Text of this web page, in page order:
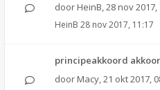
door HeinB,28 nov 2017,
HeinB 28 nov 2017, 11:17
principeakkoord
door Macy,21 okt 2017,